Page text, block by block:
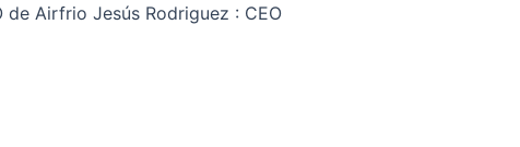
de Airfrio Jesús Rodriguez : CEO